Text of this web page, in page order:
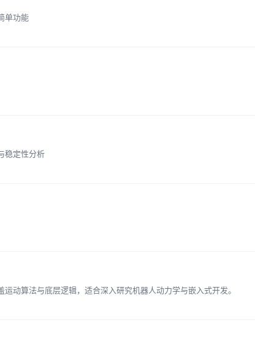
单功能
稳定性分析
动算法与底层逻辑，适合深入研究机器人动力学与嵌入式开发。